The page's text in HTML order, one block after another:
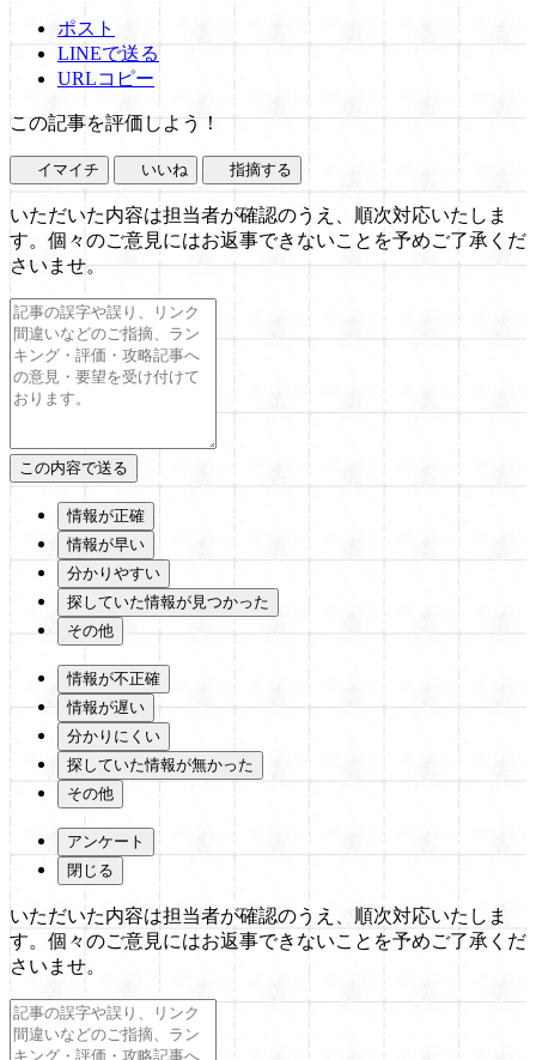
ポスト
LINEで送る
URLコピー
この記事を評価しよう！
イマイチ いいね 指摘する
いただいた内容は担当者が確認のうえ、順次対応いたしま
す。個々のご意見にはお返事できないことを予めご了承くだ
さいませ。
情報が正確
情報が早い
分かりやすい
探していた情報が見つかった
その他
情報が不正確
情報が遅い
分かりにくい
探していた情報が無かった
その他
アンケート
閉じる
いただいた内容は担当者が確認のうえ、順次対応いたしま
す。個々のご意見にはお返事できないことを予めご了承くだ
さいませ。